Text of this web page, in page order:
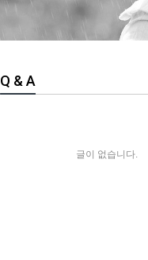
Q & A
글이 없습니다.